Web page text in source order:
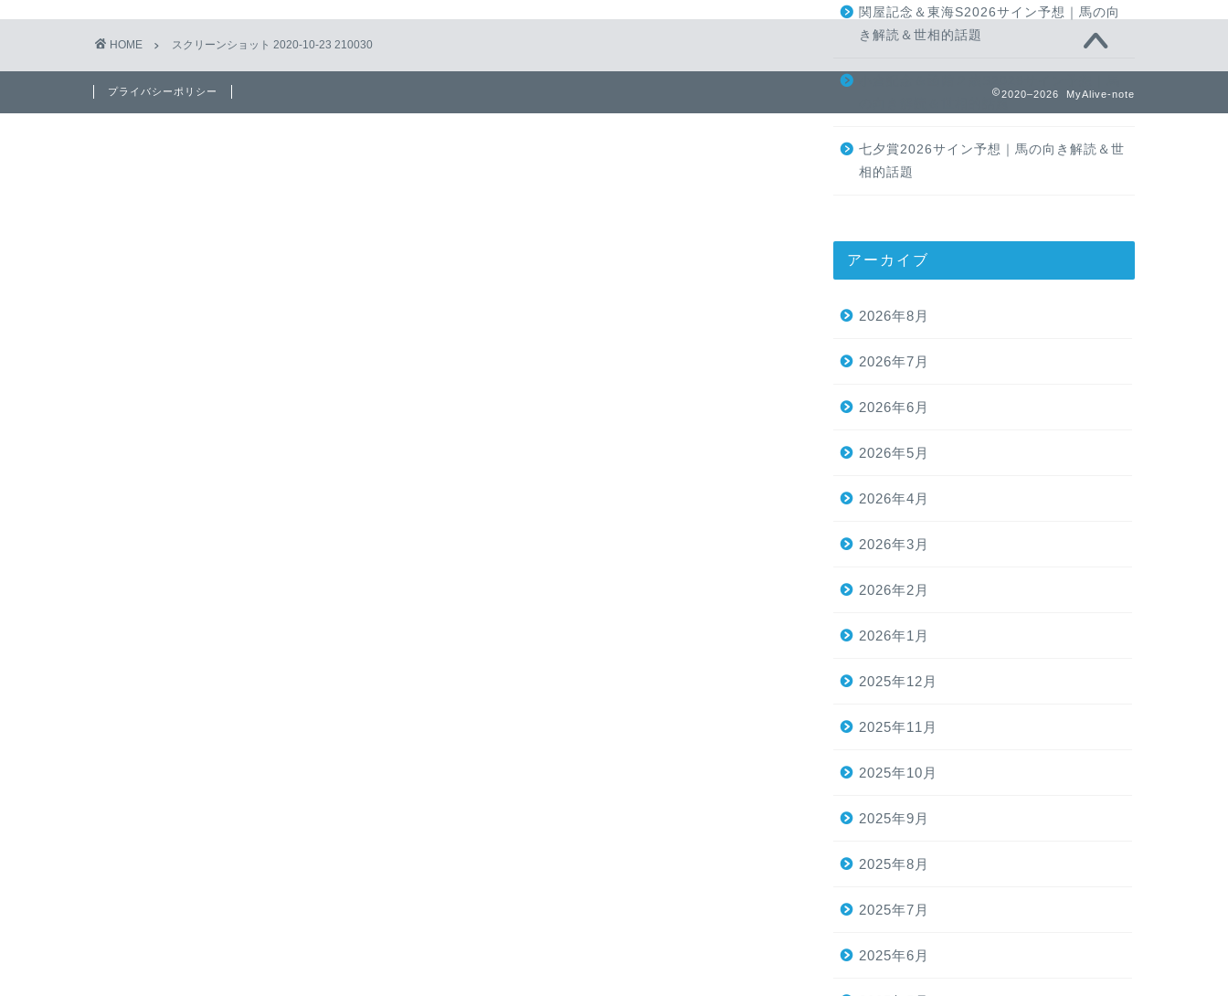
関屋記念＆東海S2026サイン予想｜馬の向
き解読＆世相的話題
七夕賞2026サイン予想｜馬の向き解読＆世
相的話題
アーカイブ
2026年8月
2026年7月
2026年6月
2026年5月
2026年4月
2026年3月
2026年2月
2026年1月
2025年12月
2025年11月
2025年10月
2025年9月
2025年8月
2025年7月
2025年6月
HOME スクリーンショット 2020-10-23 210030
プライバシーポリシー 2020–2026 MyAlive-note